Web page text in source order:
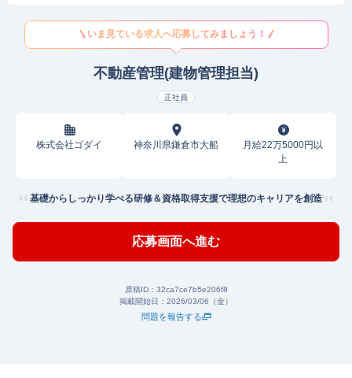
いま見ている求人へ応募してみましょう！
不動産管理(建物管理担当)
正社員
株式会社ゴダイ 神奈川県鎌倉市大船
月給22万5000円以
上
基礎からしっかり学べる研修＆資格取得支援で理想のキャリアを創造
応募画面へ進む
原稿ID： 32ca7ce7b5e206f8
掲載開始日： 2026/03/06（金）
問題を報告する